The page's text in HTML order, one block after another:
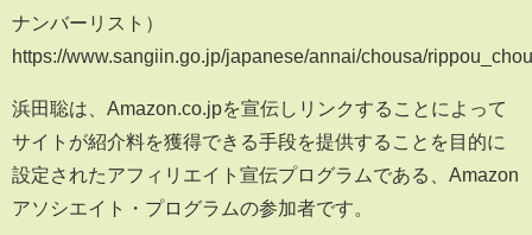
ナンバーリスト）
https://www.sangiin.go.jp/japanese/annai/chousa/
浜田聡は、Amazon.co.jpを宣伝しリンクすることによって
サイトが紹介料を獲得できる手段を提供することを目的に
設定されたアフィリエイト宣伝プログラムである、Amazon
アソシエイト・プログラムの参加者です。